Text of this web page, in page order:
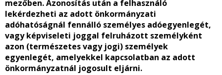
mezőben. Azonosítás után a felhasználó
lekérdezheti az adott önkormányzati
adóhatóságnál fennálló személyes adóegyenlegét,
vagy képviseleti joggal felruházott személyként
azon (természetes vagy jogi) személyek
egyenlegét, amelyekkel kapcsolatban az adott
önkormányzatnál jogosult eljárni.